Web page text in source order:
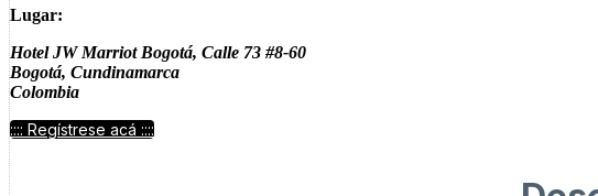
Lugar:
Hotel JW Marriot Bogotá, Calle 73 #8-60
Bogotá, Cundinamarca
Colombia
:::: Regístrese acá ::::